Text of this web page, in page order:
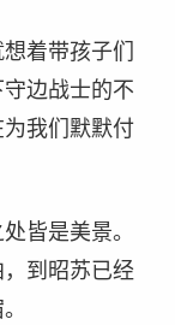
着带孩子们
边战士的不
我们默默付
皆是美景。
到昭苏已经